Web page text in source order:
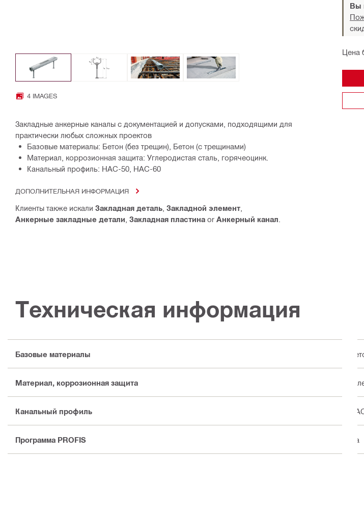
4 IMAGES
Закладные анкерные каналы с документацией и допусками, подходящими для
практически любых сложных проектов
Базовые материалы: Бетон (без трещин), Бетон (с трещинами)
Материал, коррозионная защита: Углеродистая сталь, горячеоцинк.
Канальный профиль: HAC-50, HAC-60
ДОПОЛНИТЕЛЬНАЯ ИНФОРМАЦИЯ
Клиенты также искали Закладная деталь Закладной элемент
Анкерные закладные детали Закладная пластина or Анкерный канал
Вы
Цена
Техническая информация
Базовые материалы
Материал, коррозионная защита
Канальный профиль
Программа PROFIS Да